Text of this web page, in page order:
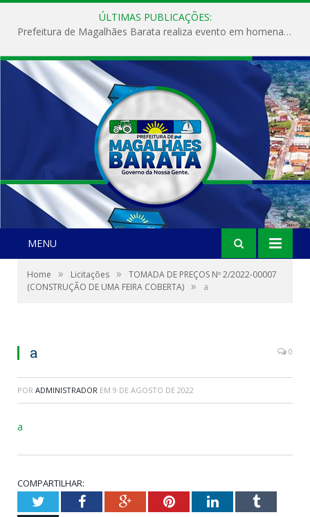
ÚLTIMAS PUBLICAÇÕES:
Prefeitura de Magalhães Barata realiza evento em homenagem ao Dia Internacional da Mulher
MENU
Home » Licitações »
TOMADA DE PREÇOS Nº 2/2022-00007
(CONSTRUÇÃO DE UMA FEIRA COBERTA) » a
a 0
POR ADMINISTRADOR EM 9 DE AGOSTO DE 2022
a
COMPARTILHAR:
TwitterFacebookGoogle+PinterestLinkedInTumblr